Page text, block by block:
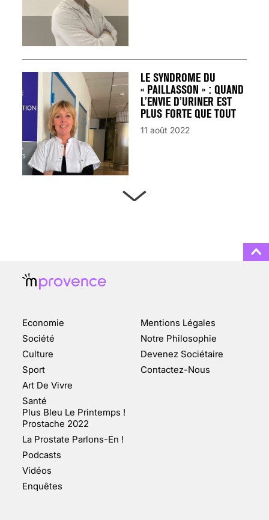
LE SYNDROME DU
« PAILLASSON » : QUAND
L’ENVIE D’URINER EST
PLUS FORTE QUE TOUT
11 août 2022
CHANGEMENT DE SEXE :
DES DEMANDES
TOUJOURS PLUS
NOMBREUSES
Economie
Société
Culture
Sport
Art De Vivre
Santé
Plus Bleu Le Printemps !
Prostache 2022
La Prostate Parlons-En !
Podcasts
Vidéos
Enquêtes
Mentions Légales
Notre Philosophie
Devenez Sociétaire
Contactez-Nous